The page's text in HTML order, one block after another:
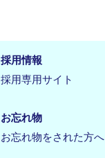
採用情報
採用専用サイト
お忘れ物
お忘れ物をされた方へ